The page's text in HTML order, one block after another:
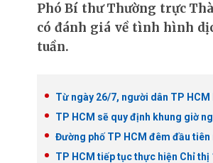
Phó Bí thư Thường trực
có đánh giá về tình hình
tuần.
Từ ngày 26/7, người dân TP
TP HCM sẽ quy định khung giờ
Đường phố TP HCM đêm đầu
TP HCM tiếp tục thực hiện Chỉ thị